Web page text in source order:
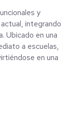
y
integrando
Ubicado en una
a escuelas,
en una